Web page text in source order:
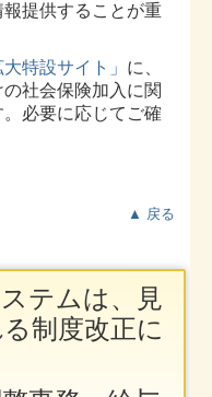
提供することが重
特設サイト」 に、
社会保険加入に関
必要に応じてご確
▲ 戻る
テムは、見
制度改正に